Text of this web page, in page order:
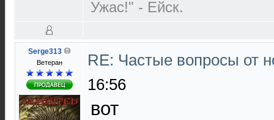
Ужас!" - Ейск.
Serge313
Ветеран
RE: Частые вопросы от
16:56
вот